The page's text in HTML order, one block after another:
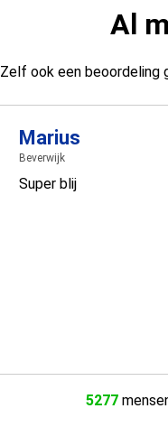
Al
Zelf ook een beoordeling
Marius
Beverwijk
Super blij
5277